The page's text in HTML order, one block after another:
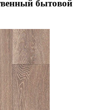
бытовой